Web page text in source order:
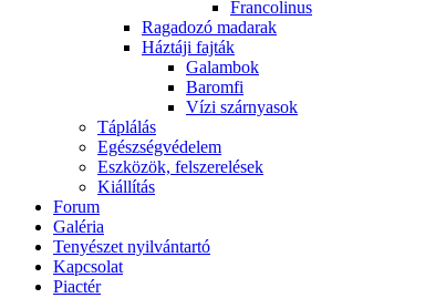
Francolinus
Ragadozó madarak
Háztáji fajták
Galambok
Baromfi
Vízi szárnyasok
Táplálás
Egészségvédelem
Eszközök, felszerelések
Kiállítás
Forum
Galéria
Tenyészet nyilvántartó
Kapcsolat
Piactér